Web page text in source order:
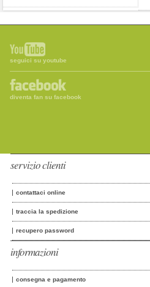
seguici su youtube
diventa fan su facebook
servizio clienti
contattaci online
traccia la spedizione
recupero password
informazioni
consegna e pagamento